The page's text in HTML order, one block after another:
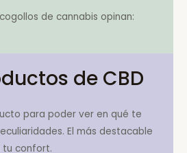
de cannabis opinan:
de CBD
para poder ver en qué te
El más destacable
tu confort.